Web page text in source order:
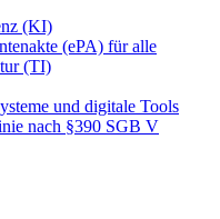
(KI)
(ePA) für alle
(TI)
und digitale Tools
nach §390 SGB V